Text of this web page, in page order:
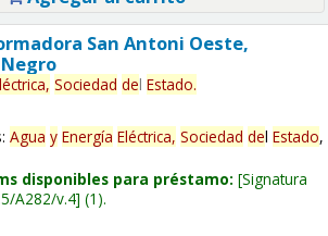
San Antoni Oeste,
Sociedad del Estado.
Agua y Energía Eléctrica, Sociedad del Estado,
disponibles para préstamo: Signatura
A282/v.4 (1).